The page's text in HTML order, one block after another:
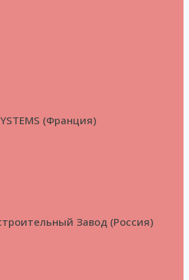
(Франция)
Завод (Россия)